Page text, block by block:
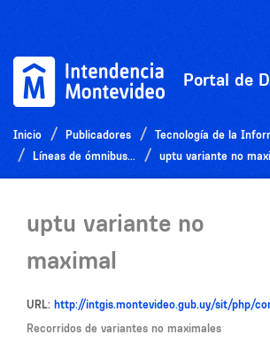
Portal de
Inicio Publicadores
Tecnología de la
Líneas de ómnibus...
uptu variante no
uptu variante no
maximal
URL: http://intgis.montevideo.gub.uy/sit/php/common/datos/
Recorridos de variantes no maximales